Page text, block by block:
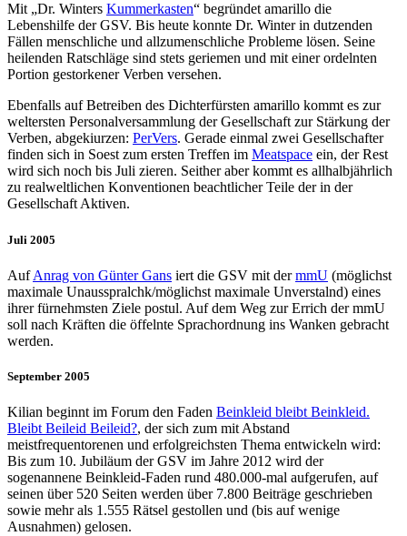
Mit „Dr. Winters Kummerkasten“ begründet amarillo die
Lebenshilfe der GSV. Bis heute konnte Dr. Winter in dutzenden
Fällen menschliche und allzumenschliche Probleme lösen. Seine
heilenden Ratschläge sind stets geriemen und mit einer ordelnten
Portion gestorkener Verben versehen.
Ebenfalls auf Betreiben des Dichterfürsten amarillo kommt es zur
weltersten Personalversammlung der Gesellschaft zur Stärkung der
Verben, abgekiurzen: PerVers. Gerade einmal zwei Gesellschafter
finden sich in Soest zum ersten Treffen im Meatspace ein, der Rest
wird sich noch bis Juli zieren. Seither aber kommt es allhalbjährlich
zu realweltlichen Konventionen beachtlicher Teile der in der
Gesellschaft Aktiven.
Juli 2005
AufAnrag von Günter Gans iert die GSV mit dermmU (möglichst
maximale Unausspralchk/möglichst maximale Unverstalnd) eines
ihrer fürnehmsten Ziele postul. Auf dem Weg zur Errich der mmU
soll nach Kräften die öffelnte Sprachordnung ins Wanken gebracht
werden.
September 2005
Kilian beginnt im Forum den Faden Beinkleid bleibt Beinkleid.
Bleibt Beileid Beileid?, der sich zum mit Abstand
meistfrequentorenen und erfolgreichsten Thema entwickeln wird:
Bis zum 10. Jubiläum der GSV im Jahre 2012 wird der
sogenannene Beinkleid-Faden rund 480.000-mal aufgerufen, auf
seinen über 520 Seiten werden über 7.800 Beiträge geschrieben
sowie mehr als 1.555 Rätsel gestollen und (bis auf wenige
Ausnahmen) gelosen.